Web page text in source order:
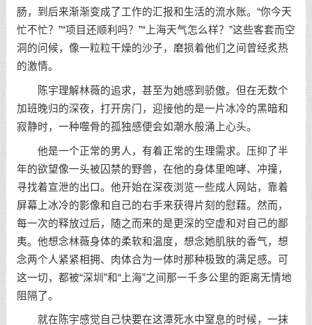
肠，到后来渐渐变成了工作的汇报和生活的流水账。“你今天
忙不忙？”“项目还顺利吗？”“上海天气怎么样？”这些客套而空
洞的问候，像一粒粒干燥的沙子，磨损着他们之间曾经炙热
的激情。
陈宇理解林薇的追求，甚至为她感到骄傲。但在无数个
加班晚归的深夜，打开房门，迎接他的是一片冰冷的黑暗和
寂静时，一种噬骨的孤独感便会如潮水般涌上心头。
他是一个正常的男人，有着正常的生理需求。压抑了半
年的欲望像一头被囚禁的野兽，在他的身体里咆哮、冲撞，
寻找着宣泄的出口。他开始在深夜浏览一些成人网站，靠着
屏幕上冰冷的影像和自己的右手来获得片刻的慰藉。然而，
每一次的释放过后，随之而来的是更深的空虚和对自己的鄙
夷。他想念林薇身体的柔软和温度，想念她肌肤的香气，想
念两个人紧紧相拥、肉体合为一体时那种极致的满足感。可
这一切，都被“深圳”和“上海”之间那一千多公里的距离无情地
阻隔了。
就在陈宇感觉自己快要在这潭死水中窒息的时候，一抹